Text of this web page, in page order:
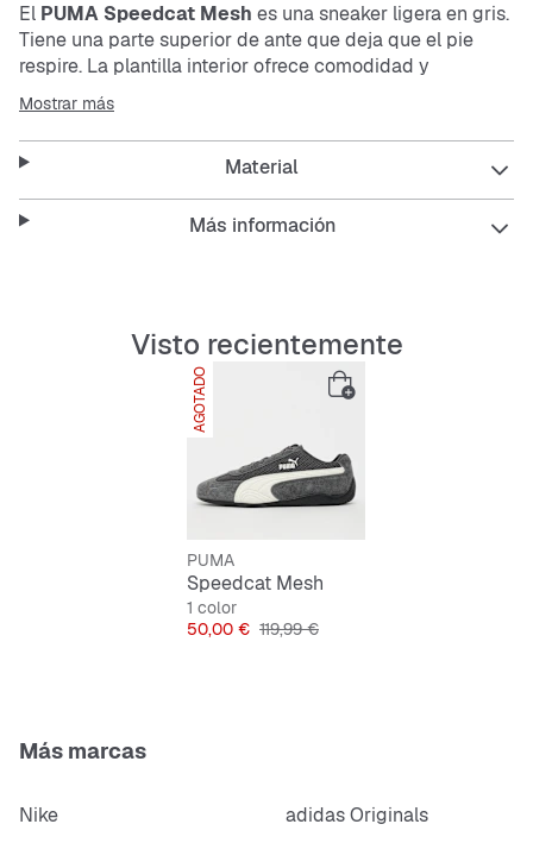
El PUMA Speedcat Mesh es unasneaker ligera en gris.
Tiene una parte superior de ante que deja que el pie
respire. La plantilla interior ofrece comodidad y
amortigua cada paso. Ideal para el día a día, porque es
flexible y antideslizante.
puedas usarlo en cualquier momento sin preocuparte
Plantilla OrthoLite® acolchada y transpirable
Suela exterior resistente al desgaste, flexible y
Parte superior de ante duradero
Diseño bajo sin tacón
Cierre de cordones para un ajuste seguro
Mostrar más
Material
Más información
Visto recientemente
AGOTADO
PUMA
Speedcat Mesh
1 color
Precio
50,00 € Precio original
119,99 €
Más marcas
Nike
adidas Originals